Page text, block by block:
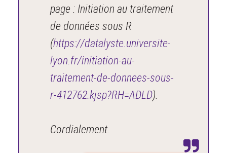
page : Initiation au traitement
de données sous R
(https://datalyste.universite-
lyon.fr/initiation-au-
traitement-de-donnees-sous-
r-412762.kjsp?RH=ADLD).
Cordialement.